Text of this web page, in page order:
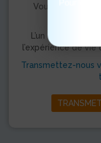
Vous séjournez
L’un de vos
l’expérience de vie
Transmettez-nous